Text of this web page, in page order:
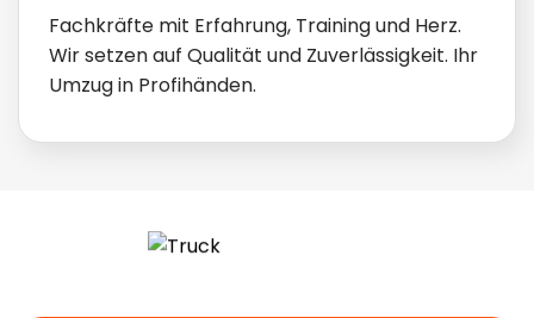
Fachkräfte mit Erfahrung, Training und Herz.
Wir setzen auf Qualität und Zuverlässigkeit. Ihr
Umzug in Profihänden.